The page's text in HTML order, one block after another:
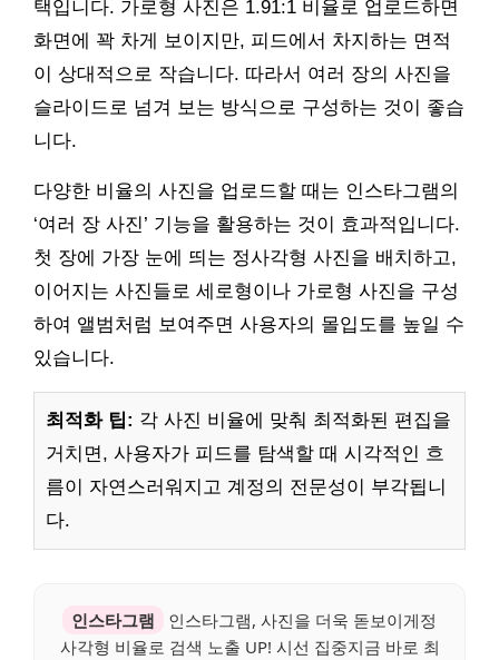
택입니다. 가로형 사진은 1.91:1 비율로 업로드하면
화면에 꽉 차게 보이지만, 피드에서 차지하는 면적
이 상대적으로 작습니다. 따라서 여러 장의 사진을
슬라이드로 넘겨 보는 방식으로 구성하는 것이 좋습
니다.
다양한 비율의 사진을 업로드할 때는 인스타그램의
‘여러 장 사진’ 기능을 활용하는 것이 효과적입니다.
첫 장에 가장 눈에 띄는 정사각형 사진을 배치하고,
이어지는 사진들로 세로형이나 가로형 사진을 구성
하여 앨범처럼 보여주면 사용자의 몰입도를 높일 수
있습니다.
최적화 팁: 각 사진 비율에 맞춰 최적화된 편집을
거치면, 사용자가 피드를 탐색할 때 시각적인 흐
름이 자연스러워지고 계정의 전문성이 부각됩니
다.
인스타그램
인스타그램, 사진을 더욱 돋보이게정
사각형 비율로 검색 노출 UP! 시선 집중지금 바로 최